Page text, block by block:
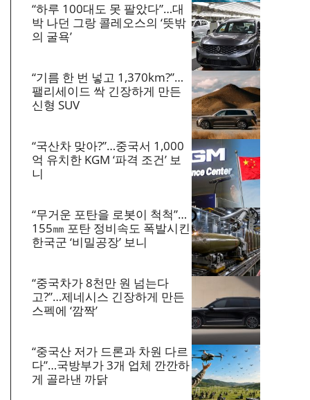
“하루 100대도 못 팔았다”…대
박 나던 그랑 콜레오스의 ‘뜻밖
의 굴욕’
“기름 한 번 넣고 1,370km?”…
팰리세이드 싹 긴장하게 만든
신형 SUV
“국산차 맞아?”…중국서 1,000
억 유치한 KGM ‘파격 조건’ 보
니
“무거운 포탄을 로봇이 척척”…
155㎜ 포탄 정비속도 폭발시킨
한국군 ‘비밀공장’ 보니
“중국차가 8천만 원 넘는다
고?”…제네시스 긴장하게 만든
스펙에 ‘깜짝’
“중국산 저가 드론과 차원 다르
다”…국방부가 3개 업체 깐깐하
게 골라낸 까닭